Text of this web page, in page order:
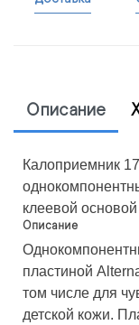
Описание
Калоприемник
клеевой
Описание
пластиной
том числе для
детской кожи.